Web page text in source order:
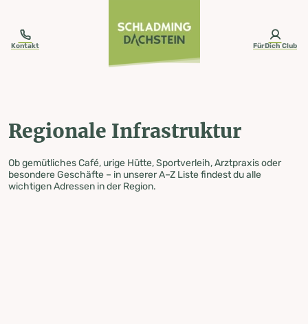
Kontakt FürDich Club
Regionale Infrastruktur
Ob gemütliches Café, urige Hütte, Sportverleih, Arztpraxis oder
besondere Geschäfte – in unserer A–Z Liste findest du alle
wichtigen Adressen in der Region.